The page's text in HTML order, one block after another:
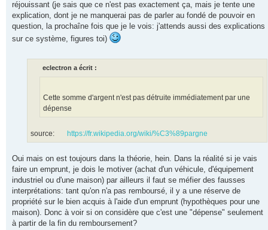
réjouissant (je sais que ce n'est pas exactement ça, mais je tente une
explication, dont je ne manquerai pas de parler au fondé de pouvoir en
question, la prochaîne fois que je le vois: j'attends aussi des explications
sur ce système, figures toi)
eclectron a écrit :
Cette somme d'argent n'est pas détruite immédiatement par une
dépense
source: https://fr.wikipedia.org/wiki/%C3%89pargne
Oui mais on est toujours dans la théorie, hein. Dans la réalité si je vais
faire un emprunt, je dois le motiver (achat d'un véhicule, d'équipement
industriel ou d'une maison) par ailleurs il faut se méfier des fausses
interprétations: tant qu'on n'a pas remboursé, il y a une réserve de
propriété sur le bien acquis à l'aide d'un emprunt (hypothèques pour une
maison). Donc à voir si on considère que c'est une "dépense" seulement
à partir de la fin du remboursement?